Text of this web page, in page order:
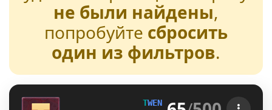
не были найдены,
попробуйте сбросить
один из фильтров.
TWEN UR E
[1.21-26.2]